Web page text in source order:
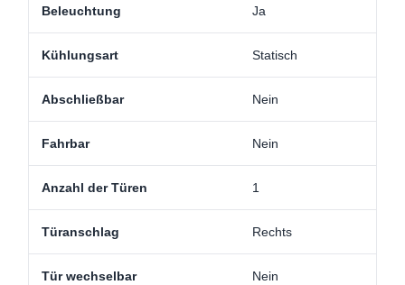
Beleuchtung Ja
Kühlungsart Statisch
Abschließbar Nein
Fahrbar Nein
Anzahl der Türen 1
Türanschlag Rechts
Tür wechselbar Nein